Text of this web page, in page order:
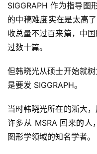
SIGGRAPH 作为指导图
的中稿难度实在是太高
收总量不过百来篇，中
过数十篇。
但韩晓光从硕士开始就
是要发 SIGGRAPH。
当时韩晓光所在的浙大
许多从 MSRA 回来的人
图形学领域的知名学者。